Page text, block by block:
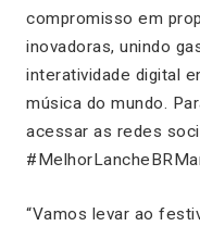
compromisso em
inovadoras, unindo
interatividade digital
música do mundo.
acessar as redes
“Vamos levar ao